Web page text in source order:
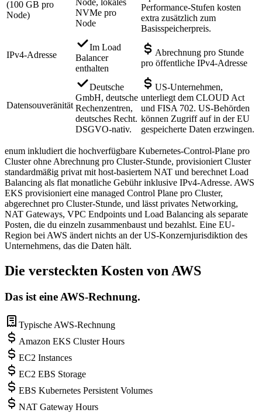
(100 GB pro
Node)
NVMe pro
Node
Performance-Stufen kosten
extra zusätzlich zum
Basisspeicherpreis.
IPv4-Adresse
Im Load
Balancer
enthalten
Abrechnung pro Stunde
pro öffentliche IPv4-Adresse
Datensouveränität
Deutsche
GmbH, deutsche
Rechenzentren,
deutsches Recht.
DSGVO-nativ.
US-Unternehmen,
unterliegt dem CLOUD Act
und FISA 702. US-Behörden
können Zugriff auf in der EU
gespeicherte Daten erzwingen.
enum inkludiert die hochverfügbare Kubernetes-Control-Plane pro
Cluster ohne Abrechnung pro Cluster-Stunde, provisioniert Cluster
standardmäßig privat mit host-basiertem NAT und berechnet Load
Balancing als flat monatliche Gebühr inklusive IPv4-Adresse. AWS
EKS provisioniert eine managed Control Plane pro Cluster,
abgerechnet pro Cluster-Stunde, und lässt privates Networking,
NAT Gateways, VPC Endpoints und Load Balancing als separate
Posten, die du einzeln zusammenbaust und bezahlst. Eine EU-
Region bei AWS ändert nichts an der US-Konzernjurisdiktion des
Unternehmens, das die Daten hält.
Die versteckten Kosten von AWS
Das ist eine AWS-Rechnung.
Typische AWS-Rechnung
Amazon EKS Cluster Hours
EC2 Instances
EC2 EBS Storage
EBS Kubernetes Persistent Volumes
NAT Gateway Hours